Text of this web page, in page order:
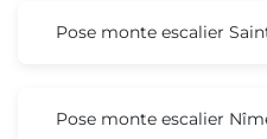
Pose monte escalier
Pose monte escalier